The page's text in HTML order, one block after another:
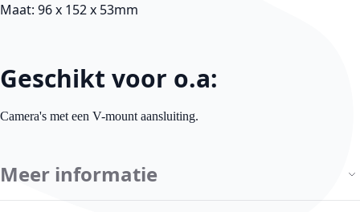
Maat: 96 x 152 x 53mm
Geschikt voor o.a:
Camera's met een V-mount aansluiting.
Meer informatie